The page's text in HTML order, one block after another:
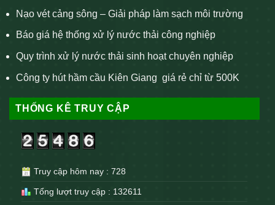
Nạo vét cảng sông – Giải pháp làm sạch môi trường
Báo giá hệ thống xử lý nước thải công nghiệp
Quy trình xử lý nước thải sinh hoạt chuyên nghiệp
Công ty hút hầm cầu Kiên Giang giá rẻ chỉ từ 500K
THỐNG KÊ TRUY CẬP
Truy cập hôm nay : 728
Tổng lượt truy cập : 132611